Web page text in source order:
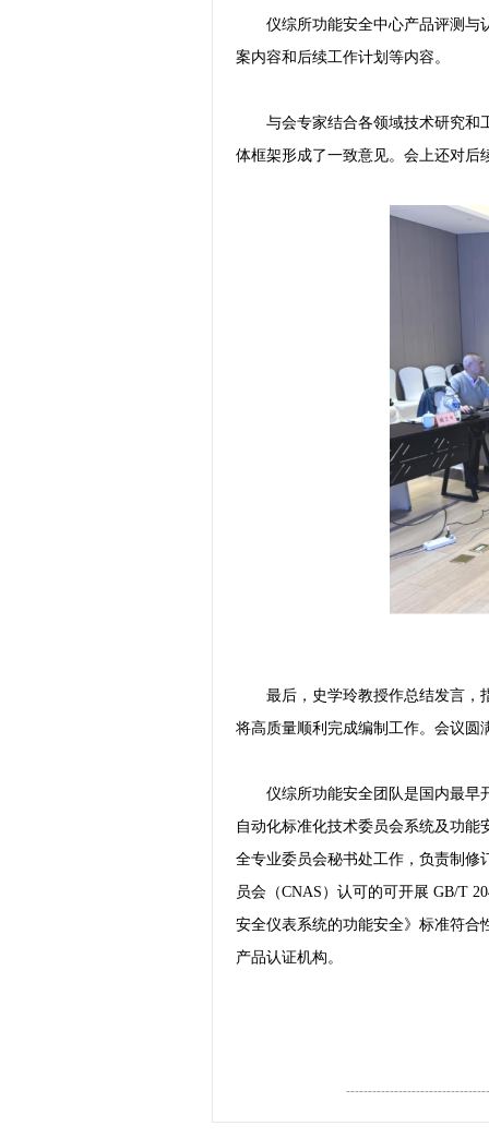
仪综所功能安全中心产品评测与
案内容和后续工作计划等内容。
与会专家结合各领域技术研究和
体框架形成了一致意见。会上还对后
最后，史学玲教授作总结发言，
将高质量顺利完成编制工作。会议圆
仪综所功能安全团队是国内最早
自动化标准化技术委员会系统及功能
全专业委员会秘书处工作，负责制修
员会（CNAS）认可的可开展 GB/T
安全仪表系统的功能安全》标准符合
产品认证机构。